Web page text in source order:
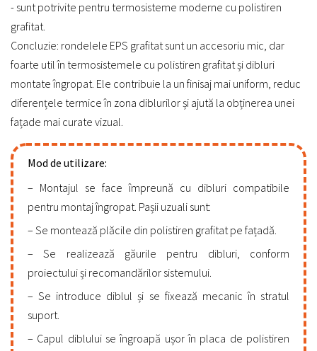
- sunt potrivite pentru termosisteme moderne cu polistiren
grafitat.
Concluzie: rondelele EPS grafitat sunt un accesoriu mic, dar
foarte util în termosistemele cu polistiren grafitat și dibluri
montate îngropat. Ele contribuie la un finisaj mai uniform, reduc
diferențele termice în zona diblurilor și ajută la obținerea unei
fațade mai curate vizual.
Mod de utilizare:
Montajul se face împreună cu dibluri compatibile
pentru montaj îngropat. Pașii uzuali sunt:
Se montează plăcile din polistiren grafitat pe fațadă.
Se realizează găurile pentru dibluri, conform
proiectului și recomandărilor sistemului.
Se introduce diblul și se fixează mecanic în stratul
suport.
Capul diblului se îngroapă ușor în placa de polistiren